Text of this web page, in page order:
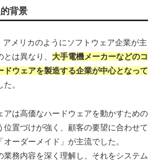
背景
アメリカのようにソフトウェア企業が主
は異なり、 大手電機メーカーなどのコ
ドウェアを製造する企業が中心となって
。
アは高価なハードウェアを動かすための
位置づけが強く、顧客の要望に合わせて
ーダーメイド」が主流でした。
業務内容を深く理解し、それをシステム